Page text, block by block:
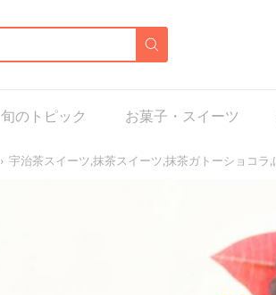
旬のトピック お菓子・スイーツ
宇治茶スイーツ,抹茶スイーツ,抹茶ガトーショコラ